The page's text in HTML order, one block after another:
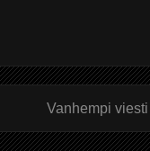
Vanhempi viesti